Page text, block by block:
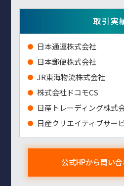
取引実
⽇本通運株式会社
⽇本郵便株式会社
JR東海物流株式会社
株式会社ドコモCS
日産トレーディング株式
日産クリエイティブサー
公式HPから問い